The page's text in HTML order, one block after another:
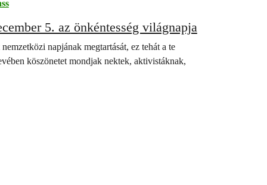
önkéntesünk, ma téged ünnepelünk – december 5. az önkéntesség világnapja
napjának megtartását, ez tehát a te
köszönetet mondjak nektek, aktivistáknak,